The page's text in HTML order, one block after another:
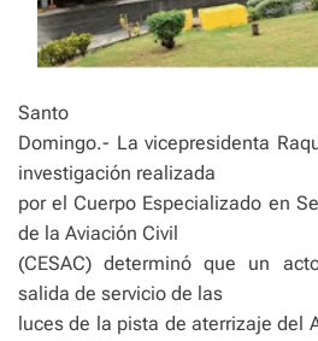
Santo
Domingo.- La vicepresidenta
investigación realizada
por el Cuerpo Especializado en
de la Aviación Civil
(CESAC) determinó que un
salida de servicio de las
luces de la pista de aterrizaje del